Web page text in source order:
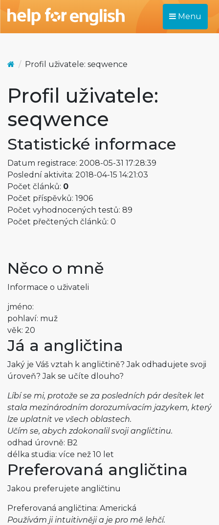
Menu
Profil uživatele: seqwence
Profil uživatele:
seqwence
Statistické informace
Datum registrace: 2008-05-31 17:28:39
Poslední aktivita: 2018-04-15 14:21:03
Počet článků: 0
Počet příspěvků: 1906
Počet vyhodnocených testů: 89
Počet přečtených článků: 0
Něco o mně
Informace o uživateli
jméno:
pohlaví: muž
věk: 20
Já a angličtina
Jaký je Váš vztah k angličtině? Jak odhadujete svoji
úroveň? Jak se učíte dlouho?
Líbí se mi, protože se za posledních pár desítek let
stala mezinárodním dorozumívacím jazykem, který
lze uplatnit ve všech oblastech.
Učím se, abych zdokonalil svoji angličtinu.
odhad úrovně: B2
délka studia: více než 10 let
Preferovaná angličtina
Jakou preferujete angličtinu
Preferovaná angličtina: Americká
Používám ji intuitivněji a je pro mě lehčí.